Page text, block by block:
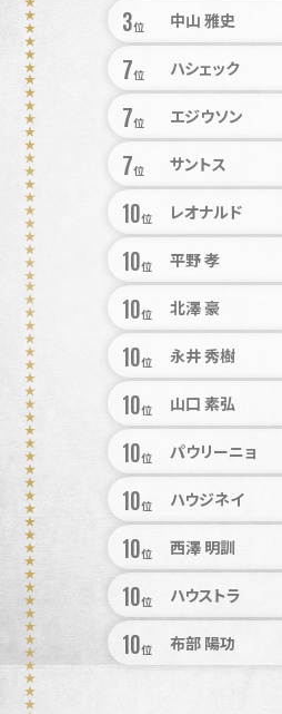
3位 中山 雅史
7位 ハシェック
7位 エジウソン
7位 サントス
10位 レオナルド
10位 平野 孝
10位 北澤 豪
10位 永井 秀樹
10位 山口 素弘
10位 パウリーニョ
10位 ハウジネイ
10位 西澤 明訓
10位 ハウストラ
10位 布部 陽功